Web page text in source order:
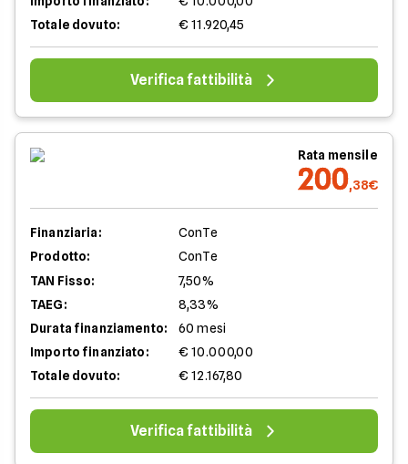
Totale dovuto:
€ 11.920,45
Verifica fattibilità
Rata mensile
200,38€
Finanziaria:
ConTe
Prodotto:
ConTe
TAN Fisso:
7,50%
TAEG:
8,33%
Durata finanziamento:
60 mesi
Importo finanziato:
€ 10.000,00
Totale dovuto:
€ 12.167,80
Verifica fattibilità